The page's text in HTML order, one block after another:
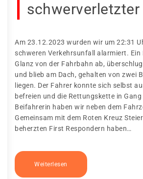
schwerverletzter
Am 23.12.2023 wurden wir um 22:31
schweren Verkehrsunfall alarmiert. Ein
Glanz von der Fahrbahn ab,
und blieb am Dach, gehalten von zwei
liegen. Der Fahrer konnte sich selbst
befreien und die Rettungskette in Gang
Beifahrerin haben wir neben dem
Gemeinsam mit dem Roten Kreuz
beherzten First Respondern haben…
Weiterlesen